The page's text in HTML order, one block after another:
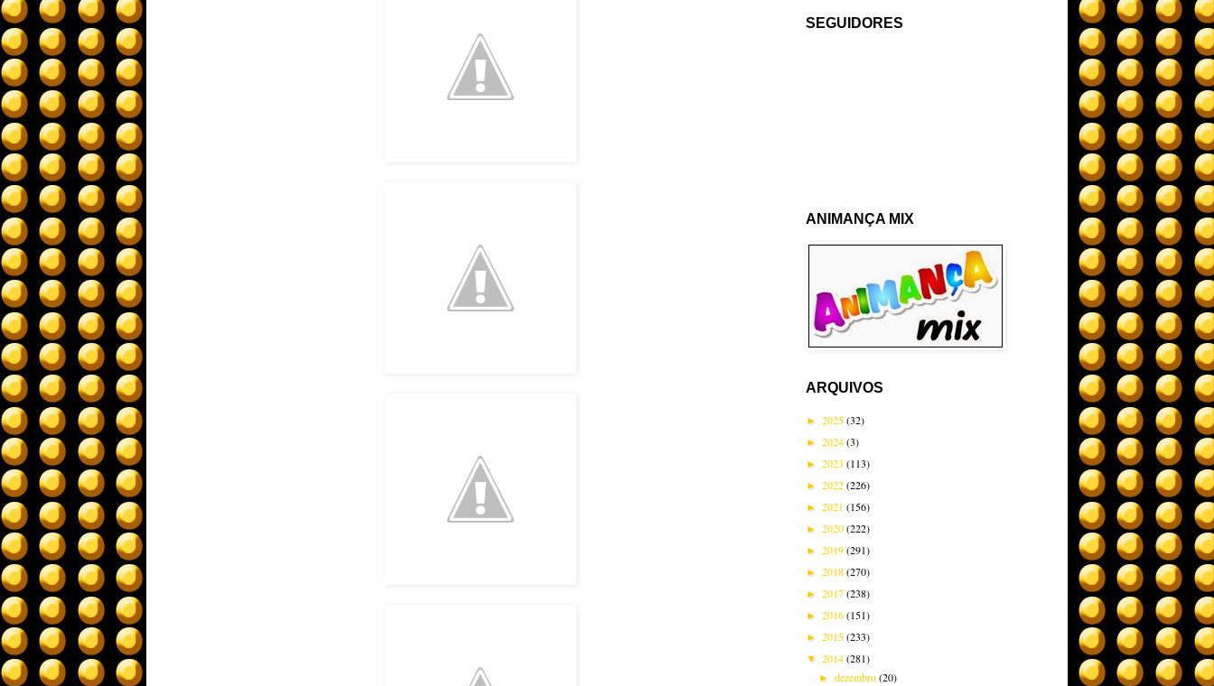
SEGUIDORES
ANIMANÇA MIX
ARQUIVOS
► 2025(32)
► 2024(3)
► 2023 (113)
► 2022(226)
► 2021 (156)
► 2020(222)
► 2019(291)
► 2018(270)
► 2017(238)
► 2016(151)
► 2015(233)
▼ 2014(281)
►dezembro(20)